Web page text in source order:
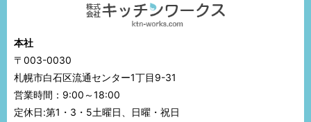
本社
〒003-0030
札幌市白石区流通センター1丁目9-31
営業時間：9:00～18:00
定休日:第1・3・5土曜日、日曜・祝日